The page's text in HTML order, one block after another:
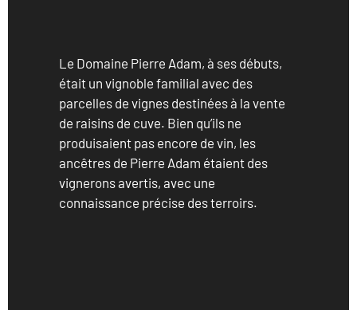
Le Domaine Pierre Adam, à ses débuts,
était un vignoble familial avec des
parcelles de vignes destinées à la vente
de raisins de cuve. Bien qu’ils ne
produisaient pas encore de vin, les
ancêtres de Pierre Adam étaient des
vignerons avertis, avec une
connaissance précise des terroirs.